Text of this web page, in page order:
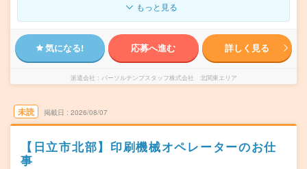
もっと見る
気になる! 応募へ進む 詳しく見る
派遣会社 パーソルテンプスタッフ株式会社 北関東エリア
未読 掲載日 2026/08/07
【日立市北部】印刷機械オペレーターのお仕
事